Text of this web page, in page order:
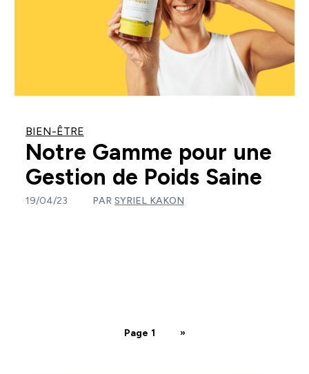
BIEN-ÊTRE
Notre Gamme pour une
Gestion de Poids Saine
19/04/23 PAR SYRIEL KAKON
Page 1 »